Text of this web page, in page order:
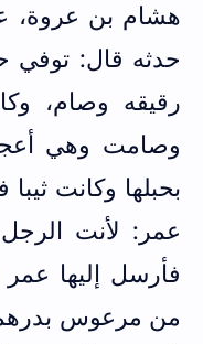
هشام بن عروة،
حدثه قال:
رقيقه وصام،
وصامت وهي
بحبلها وكانت
عمر: لأنت
فأرسل إليها
من مرعوس